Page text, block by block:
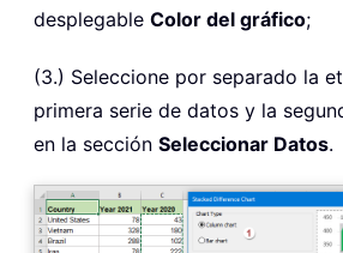
desplegable Color del gráfico;
(3.) Seleccione por separado la
primera serie de datos y la
en la sección Seleccionar Datos.